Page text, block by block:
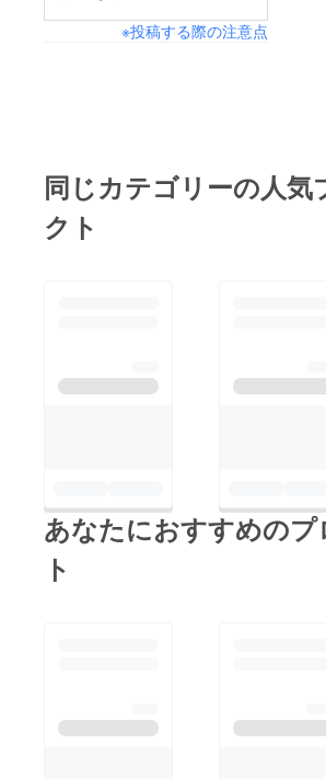
※投稿する際の注意点
同じカテゴリーの人気
クト
あなたにおすすめのプ
ト